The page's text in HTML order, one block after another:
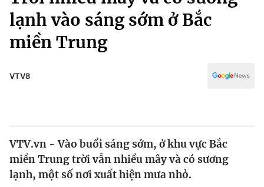
Chuyên mục
Chính trị
Thế giới
Thể thao
Truyền hình
Văn hóa - Giải trí
lạnh vào sáng sớm ở Bắc
miền Trung
VTV8
VTV.vn - Vào buổi sáng sớm, ở khu vực Bắc
miền Trung trời vẫn nhiều mây và có sương
lạnh, một số nơi xuất hiện mưa nhỏ.